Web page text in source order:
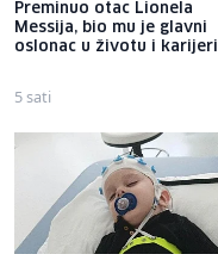
Preminuo otac Lionela
Messija, bio mu je glavni
oslonac u životu i karijeri
5 sati